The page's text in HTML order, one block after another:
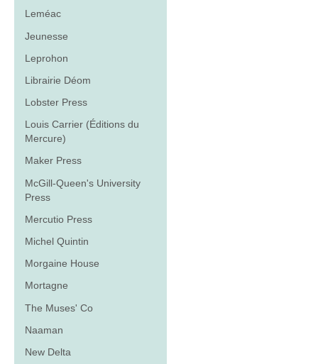
Leméac
Jeunesse
Leprohon
Librairie Déom
Lobster Press
Louis Carrier (Éditions du
Mercure)
Maker Press
McGill-Queen's University
Press
Mercutio Press
Michel Quintin
Morgaine House
Mortagne
The Muses' Co
Naaman
New Delta